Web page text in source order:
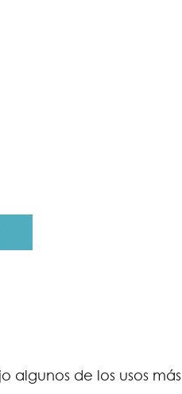
algunos de los usos más